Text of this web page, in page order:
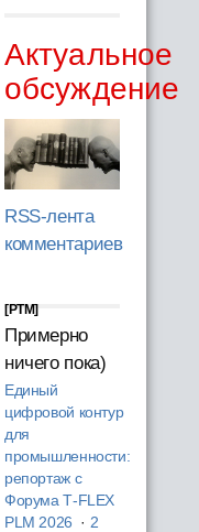
Актуальное
обсуждение
RSS-лента
комментариев
[PTM]
Примерно
ничего пока)
Единый
цифровой контур
для
промышленности:
репортаж с
Форума T‑FLEX
PLM 2026 · 2